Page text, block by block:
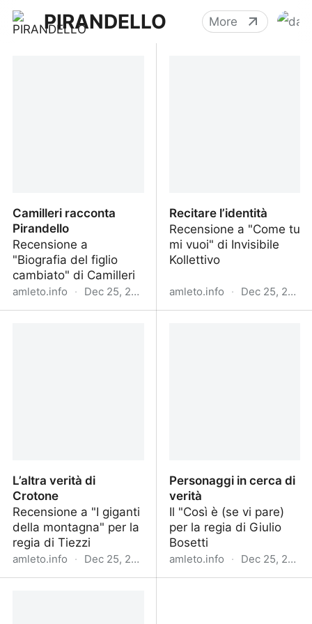
PIRANDELLO More
Camilleri racconta
Pirandello
Recensione a
"Biografia del figlio
cambiato" di Camilleri
amleto.info · Dec 25, 2022
Recitare l’identità
Recensione a "Come tu
mi vuoi" di Invisibile
Kollettivo
amleto.info · Dec 25, 2022
L’altra verità di
Crotone
Recensione a "I giganti
della montagna" per la
regia di Tiezzi
amleto.info · Dec 25, 2022
Personaggi in cerca di
verità
Il "Così è (se vi pare)
per la regia di Giulio
Bosetti
amleto.info · Dec 25, 2022